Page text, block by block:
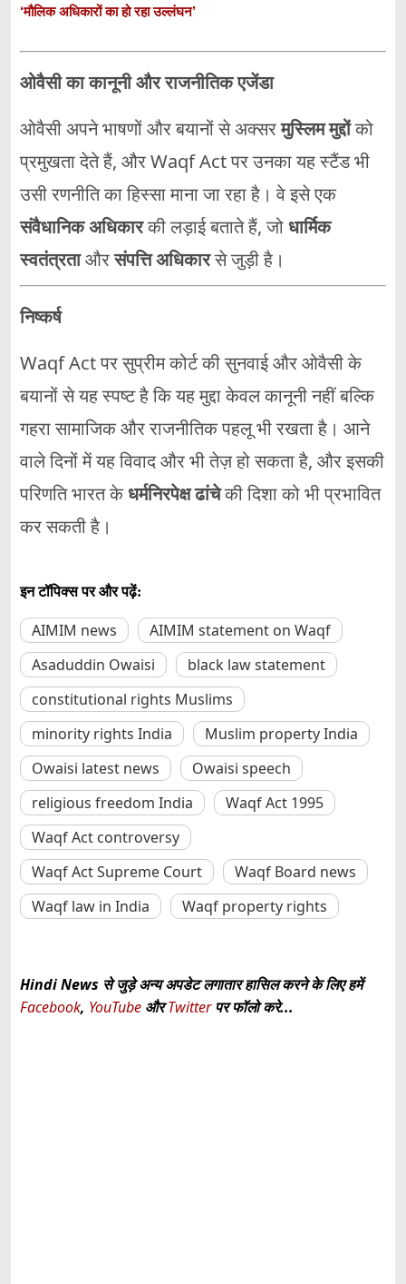
‘मौलिक अधिकारों का हो रहा उल्लंघन’
ओवैसी का कानूनी और राजनीतिक एजेंडा
ओवैसी अपने भाषणों और बयानों से अक्सरमुस्लिम मुद्दोंको
प्रमुखता देते हैं, और Waqf Act पर उनका यह स्टैंड भी
उसी रणनीति का हिस्सा माना जा रहा है। वे इसे एक
संवैधानिक अधिकारकी लड़ाई बताते हैं, जो धार्मिक
स्वतंत्रताऔरसंपत्ति अधिकारसे जुड़ी है।
निष्कर्ष
Waqf Act पर सुप्रीम कोर्ट की सुनवाई और ओवैसी के
बयानों से यह स्पष्ट है कि यह मुद्दा केवल कानूनी नहीं बल्कि
गहरा सामाजिक और राजनीतिक पहलू भी रखता है। आने
वाले दिनों में यह विवाद और भी तेज़ हो सकता है, और इसकी
परिणति भारत केधर्मनिरपेक्ष ढांचेकी दिशा को भी प्रभावित
कर सकती है।
इन टॉपिक्स पर और पढ़ें:
AIMIM news
AIMIM statement on Waqf
Asaduddin Owaisi
black law statement
constitutional rights Muslims
minority rights India
Muslim property India
Owaisi latest news
Owaisi speech
religious freedom India
Waqf Act 1995
Waqf Act controversy
Waqf Act Supreme Court
Waqf Board news
Waqf law in India
Waqf property rights
Hindi News से जुड़े अन्य अपडेट लगातार हासिल करने के लिए हमें
Facebook, YouTube औरTwitterपर फॉलो करे...